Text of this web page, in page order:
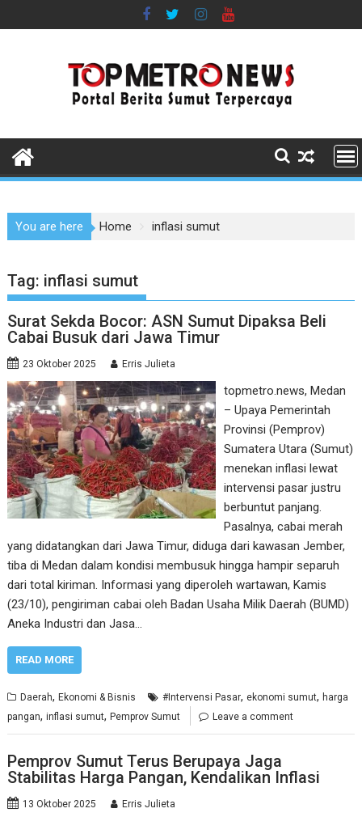
to
You are here Home inflasi sumut
Tag: inflasi sumut
Surat Sekda Bocor: ASN Sumut Dipaksa Beli
Cabai Busuk dari Jawa Timur
23 Oktober 2025 Erris Julieta
topmetro.news, Medan
– Upaya Pemerintah
Provinsi (Pemprov)
Sumatera Utara (Sumut)
menekan inflasi lewat
intervensi pasar justru
berbuntut panjang.
Pasalnya, cabai merah
yang didatangkan dari Jawa Timur, diduga dari kawasan Jember,
tiba di Medan dalam kondisi membusuk hingga hampir separuh
dari total kiriman. Informasi yang diperoleh wartawan, Kamis
(23/10), pengiriman cabai oleh Badan Usaha Milik Daerah (BUMD)
Aneka Industri dan Jasa…
READ MORE
Daerah,Ekonomi & Bisnis #Intervensi Pasar, ekonomi sumut,harga
pangan,inflasi sumut,Pemprov Sumut Leave a comment
Pemprov Sumut Terus Berupaya Jaga
Stabilitas Harga Pangan, Kendalikan Inflasi
13 Oktober 2025 Erris Julieta